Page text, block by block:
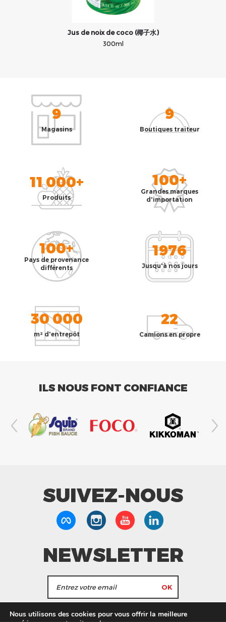
Jus de noix de coco (椰子水)
300ml
9
Magasins
9
Boutiques traiteur
11 000+
Produits
100+
Grandes marques
d'importation
100+
Pays de provenance
différents
1976
Jusqu'à nos jours
30 000
m² d'entrepôt
22
Camions en propre
ILS NOUS FONT CONFIANCE
SUIVEZ-NOUS
NEWSLETTER
J'accepte de recevoir les actualités et les
Nous utilisons des cookies pour vous offrir la meilleure